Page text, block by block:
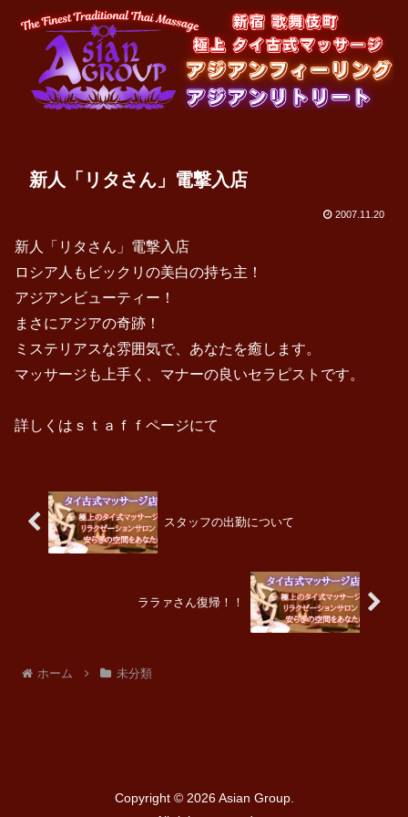
新人「リタさん」電撃入店
2007.11.20
新人「リタさん」電撃入店
ロシア人もビックリの美白の持ち主！
アジアンビューティー！
まさにアジアの奇跡！
ミステリアスな雰囲気で、あなたを癒します。
マッサージも上手く、マナーの良いセラピストです。
詳しくはｓｔａｆｆページにて
スタッフの出勤について
ララァさん復帰！！
ホーム 未分類
Copyright © 2026Asian Group.